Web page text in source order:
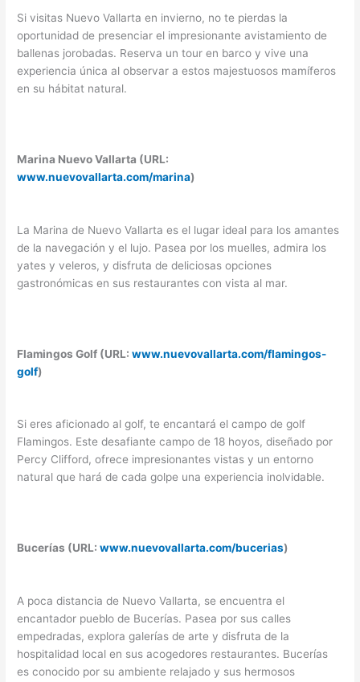
Si visitas Nuevo Vallarta en invierno, no te pierdas la
oportunidad de presenciar el impresionante avistamiento de
ballenas jorobadas. Reserva un tour en barco y vive una
experiencia única al observar a estos majestuosos mamíferos
en su hábitat natural.
Marina Nuevo Vallarta (URL:
www.nuevovallarta.com/marina)
La Marina de Nuevo Vallarta es el lugar ideal para los amantes
de la navegación y el lujo. Pasea por los muelles, admira los
yates y veleros, y disfruta de deliciosas opciones
gastronómicas en sus restaurantes con vista al mar.
Flamingos Golf (URL:www.nuevovallarta.com/flamingos-
golf)
Si eres aficionado al golf, te encantará el campo de golf
Flamingos. Este desafiante campo de 18 hoyos, diseñado por
Percy Clifford, ofrece impresionantes vistas y un entorno
natural que hará de cada golpe una experiencia inolvidable.
Bucerías (URL:www.nuevovallarta.com/bucerias)
A poca distancia de Nuevo Vallarta, se encuentra el
encantador pueblo de Bucerías. Pasea por sus calles
empedradas, explora galerías de arte y disfruta de la
hospitalidad local en sus acogedores restaurantes. Bucerías
es conocido por su ambiente relajado y sus hermosos